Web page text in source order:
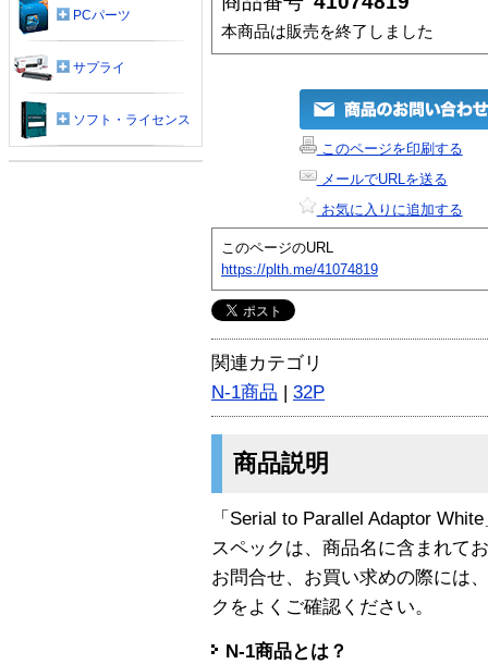
本商品は販売を終了しました
このページを印刷する
メールでURLを送る
お気に入りに追加する
このページのURL
https://plth.me/41074819
関連カテゴリ
N-1商品 | 32P
商品説明
「Serial to Parallel Adaptor
スペックは、商品名に含まれて
お問合せ、お買い求めの際には
クをよくご確認ください。
N-1商品とは？
PCパーツ
サプライ
ソフト・ライセンス